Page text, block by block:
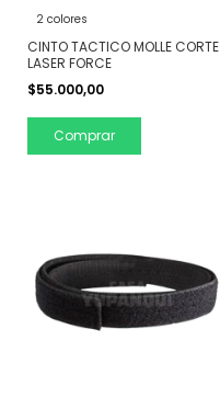
2 colores
CINTO TACTICO MOLLE CORTE
LASER FORCE
$55.000,00
Comprar